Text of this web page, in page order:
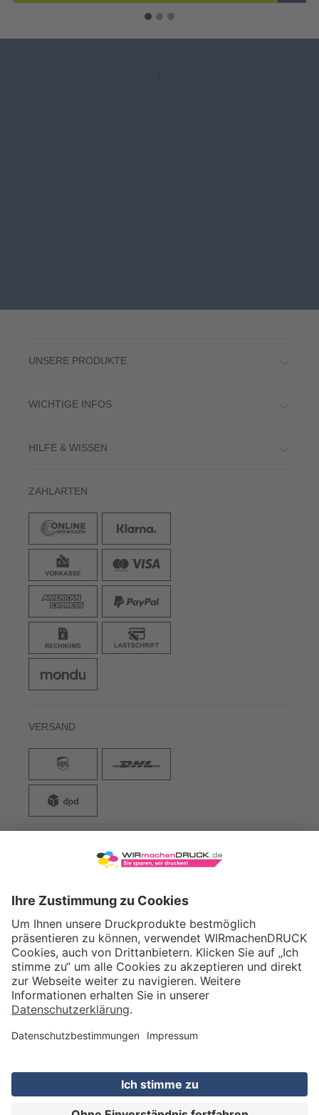
UNSERE PRODUKTE
WICHTIGE INFOS
HILFE & WISSEN
ZAHLARTEN
VERSAND
WIRmachenDRUCK GmbH
71522 Backnang
Tel.: +49 (0) 711 995 982 - 20
Fax: +49 (0) 711 995 982 - 21
SOCIAL MEDIA